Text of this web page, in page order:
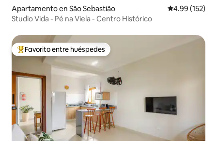
Apartamento en São Sebastião Calificación
4.99 (152)
Studio Vida - Pé na Viela - Centro Histórico
Favorito entre huéspedes preferido
Favorito entre huéspedes